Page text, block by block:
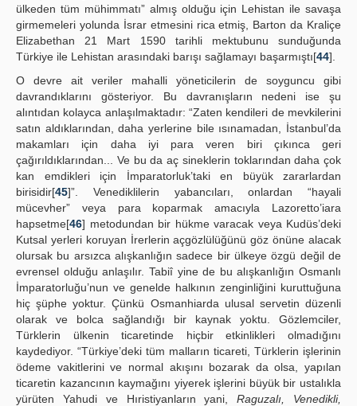
ülkeden tüm mühimmatı” almış olduğu için Lehistan ile savaşa
girmemeleri yolunda İsrar etmesini rica etmiş, Barton da Kraliçe
Elizabethan 21 Mart 1590 tarihli mektubunu sunduğunda
Türkiye ile Lehistan arasındaki barışı sağlamayı başarmıştı[44].
O devre ait veriler mahalli yöneticilerin de soyguncu gibi
davrandıklarını gösteriyor. Bu davranışların nedeni ise şu
alıntıdan kolayca anlaşılmaktadır: “Zaten kendileri de mevkilerini
satın aldıklarından, daha yerlerine bile ısınamadan, İstanbul’da
makamları için daha iyi para veren biri çıkınca geri
çağırıldıklarından... Ve bu da aç sineklerin toklarından daha çok
kan emdikleri için İmparatorluk’taki en büyük zararlardan
birisidir[45]”. Venediklilerin yabancıları, onlardan “hayali
mücevher” veya para koparmak amacıyla Lazoretto’iara
hapsetme[46] metodundan bir hükme varacak veya Kudüs’deki
Kutsal yerleri koruyan İrerlerin açgözlülüğünü göz önüne alacak
olursak bu arsızca alışkanlığın sadece bir ülkeye özgü değil de
evrensel olduğu anlaşılır. Tabiî yine de bu alışkanlığın Osmanlı
İmparatorluğu’nun ve genelde halkının zenginliğini kuruttuğuna
hiç şüphe yoktur. Çünkü Osmanhiarda ulusal servetin düzenli
olarak ve bolca sağlandığı bir kaynak yoktu. Gözlemciler,
Türklerin ülkenin ticaretinde hiçbir etkinlikleri olmadığını
kaydediyor. “Türkiye’deki tüm malların ticareti, Türklerin işlerinin
ödeme vakitlerini ve normal akışını bozarak da olsa, yapılan
ticaretin kazancının kaymağını yiyerek işlerini büyük bir ustalıkla
yürüten Yahudi ve Hıristiyanların yani,Raguzalı, Venedikli,